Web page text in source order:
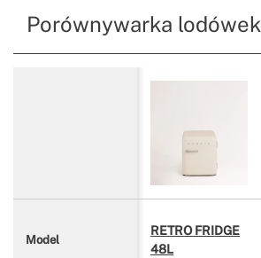
Porównywarka lodówek
Model
RETRO FRIDGE
48L